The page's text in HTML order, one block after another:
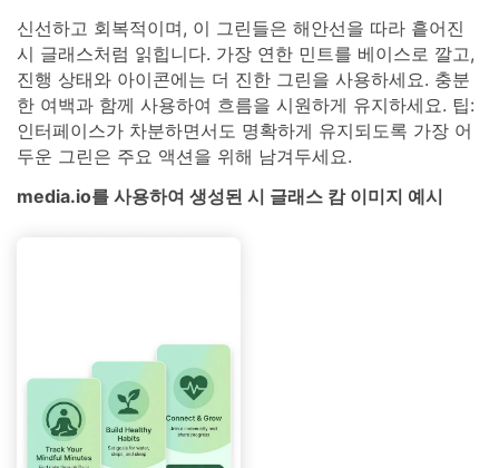
신선하고 회복적이며, 이 그린들은 해안선을 따라 흩어진
시 글래스처럼 읽힙니다. 가장 연한 민트를 베이스로 깔고,
진행 상태와 아이콘에는 더 진한 그린을 사용하세요. 충분
한 여백과 함께 사용하여 흐름을 시원하게 유지하세요. 팁:
인터페이스가 차분하면서도 명확하게 유지되도록 가장 어
두운 그린은 주요 액션을 위해 남겨두세요.
media.io를 사용하여 생성된 시 글래스 캄 이미지 예시